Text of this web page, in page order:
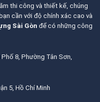
thi công và thiết kế, chúng
cần với độ chính xác cao và
Sài Gòn để có những công
8, Phường Tân Sơn,
5, Hồ Chí Minh